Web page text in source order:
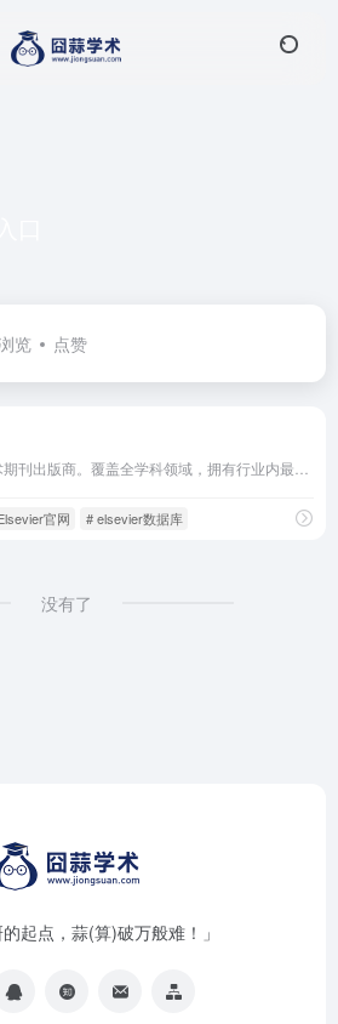
览 点赞
官网 # elsevier数据库
没有了
的起点，蒜(算)破万般难！」